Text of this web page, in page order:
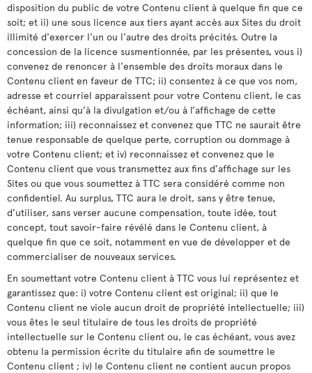
disposition du public de votre Contenu client à quelque fin que ce
soit; et ii) une sous licence aux tiers ayant accès aux Sites du droit
illimité d'exercer l'un ou l'autre des droits précités. Outre la
concession de la licence susmentionnée, par les présentes, vous i)
convenez de renoncer à l'ensemble des droits moraux dans le
Contenu client en faveur de TTC; ii) consentez à ce que vos nom,
adresse et courriel apparaissent pour votre Contenu client, le cas
échéant, ainsi qu’à la divulgation et/ou à l’affichage de cette
information; iii) reconnaissez et convenez que TTC ne saurait être
tenue responsable de quelque perte, corruption ou dommage à
votre Contenu client; et iv) reconnaissez et convenez que le
Contenu client que vous transmettez aux fins d’affichage sur les
Sites ou que vous soumettez à TTC sera considéré comme non
confidentiel. Au surplus, TTC aura le droit, sans y être tenue,
d’utiliser, sans verser aucune compensation, toute idée, tout
concept, tout savoir-faire révélé dans le Contenu client, à
quelque fin que ce soit, notamment en vue de développer et de
commercialiser de nouveaux services.
En soumettant votre Contenu client à TTC vous lui représentez et
garantissez que: i) votre Contenu client est original; ii) que le
Contenu client ne viole aucun droit de propriété intellectuelle; iii)
vous êtes le seul titulaire de tous les droits de propriété
intellectuelle sur le Contenu client ou, le cas échéant, vous avez
obtenu la permission écrite du titulaire afin de soumettre le
Contenu client ; iv) le Contenu client ne contient aucun propos